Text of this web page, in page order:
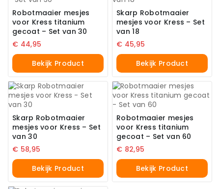
Robotmaaier mesjes
voor Kress titanium
gecoat – Set van 30
€ 44,95
Bekijk Product
Skarp Robotmaaier
mesjes voor Kress – Set
van 18
€ 45,95
Bekijk Product
Skarp Robotmaaier
mesjes voor Kress – Set
van 30
€ 58,95
Bekijk Product
Robotmaaier mesjes
voor Kress titanium
gecoat – Set van 60
€ 82,95
Bekijk Product